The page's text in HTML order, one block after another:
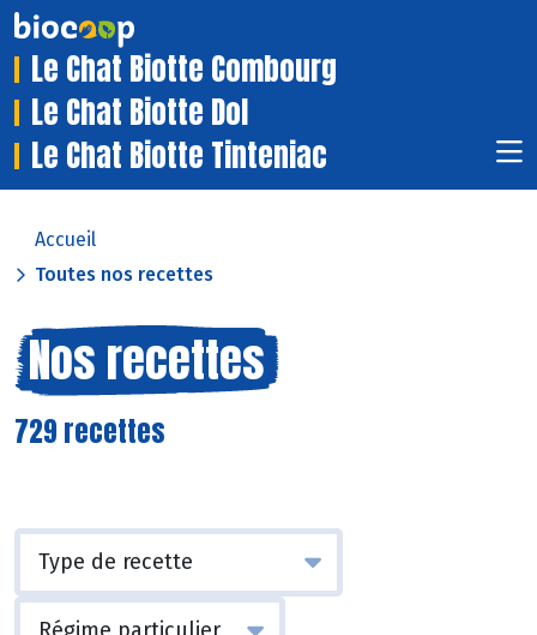
Le Chat Biotte Combourg
Le Chat Biotte Dol
Le Chat Biotte Tinteniac
Accueil
Toutes nos recettes
Nos recettes
729 recettes